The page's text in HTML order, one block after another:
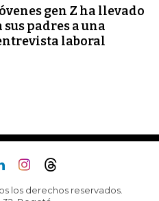
gen Z ha llevado
sus padres a una
laboral
los derechos reservados.